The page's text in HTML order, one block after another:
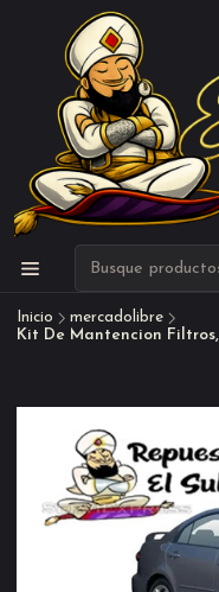
Inicio
mercadolibre
Kit De Mantencion